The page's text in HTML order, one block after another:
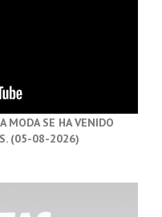
MODA SE HA VENIDO
(05-08-2026)